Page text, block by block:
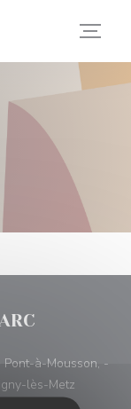
Pont-à-Mousson, -
lès-Metz((新しい